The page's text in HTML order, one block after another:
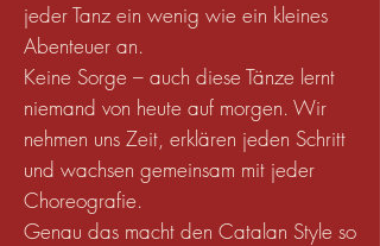
jeder Tanz ein wenig wie ein kleines
Abenteuer an.
Keine Sorge – auch diese Tänze lernt
niemand von heute auf morgen. Wir
nehmen uns Zeit, erklären jeden Schritt
und wachsen gemeinsam mit jeder
Choreografie.
Genau das macht den Catalan Style so